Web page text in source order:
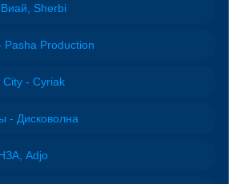
Sherbi
Production
- Cyriak
- Дисковолна
Adjo